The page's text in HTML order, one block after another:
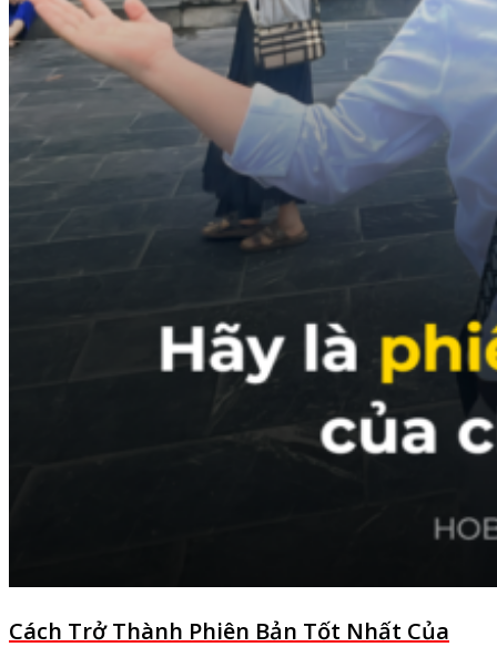
Cách Trở Thành Phiên Bản Tốt Nhất Của